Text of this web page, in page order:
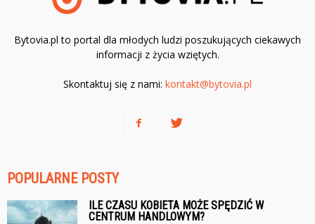
Bytovia.pl to portal dla młodych ludzi poszukujących ciekawych
informacji z życia wziętych.
Skontaktuj się z nami: kontakt@bytovia.pl
POPULARNE POSTY
ILE CZASU KOBIETA MOŻE SPĘDZIĆ W
CENTRUM HANDLOWYM?